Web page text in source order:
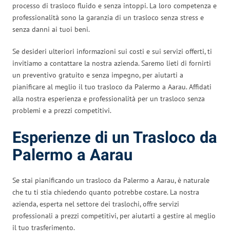
processo di trasloco fluido e senza intoppi. La loro competenza e
professionalità sono la garanzia di un trasloco senza stress e
senza danni ai tuoi beni.
Se desideri ulteriori informazioni sui costi e sui servizi offerti, ti
invitiamo a contattare la nostra azienda. Saremo lieti di fornirti
un preventivo gratuito e senza impegno, per aiutarti a
pianificare al meglio il tuo trasloco da Palermo a Aarau. Affidati
alla nostra esperienza e professionalità per un trasloco senza
problemi e a prezzi competitivi.
Esperienze di un Trasloco da
Palermo a Aarau
Se stai pianificando un trasloco da Palermo a Aarau, è naturale
che tu ti stia chiedendo quanto potrebbe costare. La nostra
azienda, esperta nel settore dei traslochi, offre servizi
professionali a prezzi competitivi, per aiutarti a gestire al meglio
il tuo trasferimento.